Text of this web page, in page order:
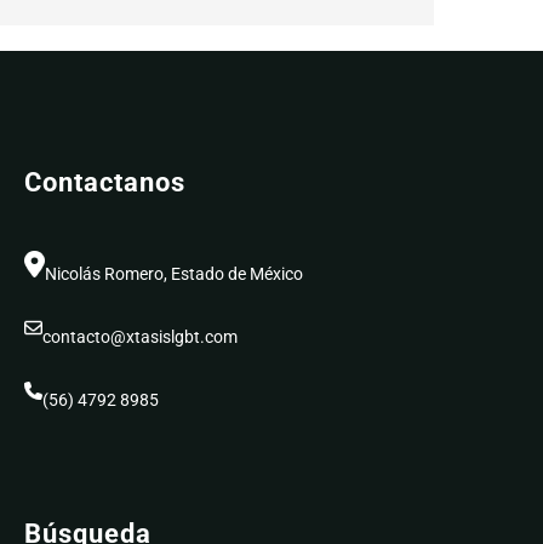
Contactanos
Nicolás Romero, Estado de México
contacto@xtasislgbt.com
(56) 4792 8985
Búsqueda